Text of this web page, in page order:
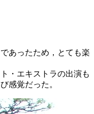
あったため，とても楽
・エキストラの出演も
感覚だった。